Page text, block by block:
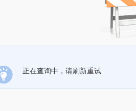
正在查询中，请刷新重试